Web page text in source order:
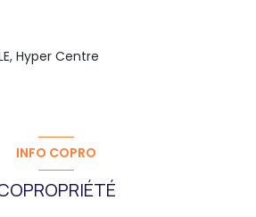
Hyper Centre
INFO COPRO